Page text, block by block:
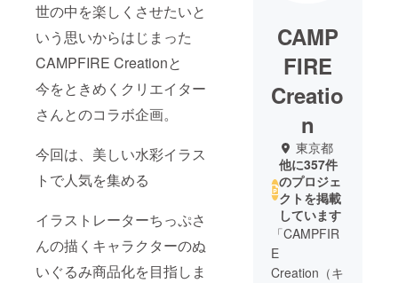
世の中を楽しくさせたいと
いう思いからはじまった
CAMPFIRE Creationと
今をときめくクリエイター
さんとのコラボ企画。
今回は、美しい水彩イラス
ト‏で人気を集める
イラストレーターちっぷさ
んの描くキャラクターのぬ
いぐるみ商品化を目指しま
CAMP
FIRE
Creatio
n
東京都
他に357件
のプロジェ
クトを掲載
しています
「CAMPFIR
E
Creation（キ